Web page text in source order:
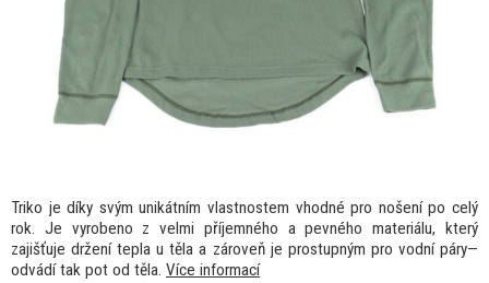
Triko je díky svým unikátním vlastnostem vhodné pro nošení po celý
rok. Je vyrobeno z velmi příjemného a pevného materiálu, který
zajišťuje držení tepla u těla a zároveň je prostupným pro vodní páry—
odvádí tak pot od těla. Více informací